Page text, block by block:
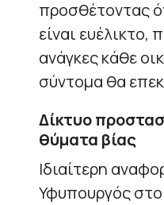
προσθέτοντας
είναι ευέλικτο,
ανάγκες κάθε
σύντομα θα
Δίκτυο
θύματα βίας
Ιδιαίτερη
Υφυπουργός στο